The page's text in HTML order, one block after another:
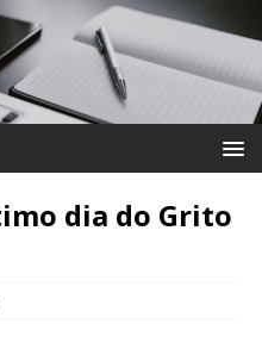
dia do Grito